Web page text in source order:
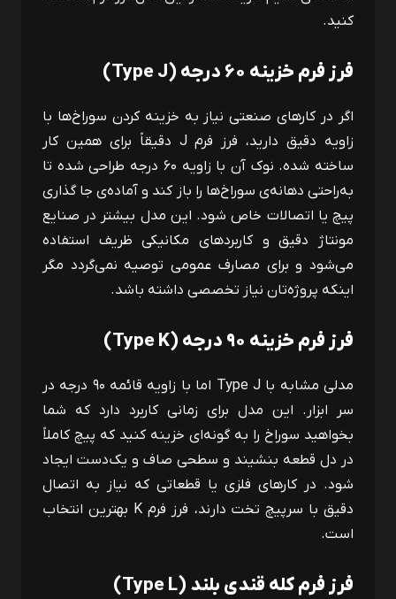
کنید.
فرز فرم خزینه ۶۰ درجه ( Type J
)
اگر در کارهای صنعتی نیاز به خزینه ‌کردن سوراخ‌ها با
زاویه دقیق دارید، فرز فرمJ دقیقاً برای همین کار
ساخته شده. نوک آن با زاویه ۶۰ درجه طراحی شده تا
به‌راحتی دهانه‌ی سوراخ‌ها را باز کند و آماده‌ی جا گذاری
پیچ یا اتصالات خاص شود. این مدل بیشتر در صنایع
مونتاژ دقیق و کاربردهای مکانیکی ظریف استفاده
می‌شود و برای مصارف عمومی توصیه نمی‌گردد مگر
اینکه پروژه‌تان نیاز تخصصی داشته باشد.
فرز فرم خزینه ۹۰ درجه ( Type K
)
مدلی مشابه باType J
اما با زاویه قائمه ۹۰ درجه در
سر ابزار. این مدل برای زمانی کاربرد دارد که شما
بخواهید سوراخ را به‌ گونه‌ای خزینه کنید که پیچ کاملاً
در دل قطعه بنشیند و سطحی صاف و یک‌دست ایجاد
شود. در کارهای فلزی یا قطعاتی که نیاز به اتصال
دقیق با سرپیچ تخت دارند، فرز فرم K بهترین انتخاب
است.
فرز فرم کله ‌قندی بلند (Type L
)